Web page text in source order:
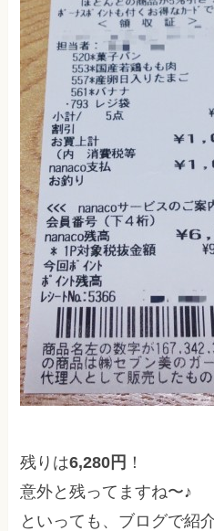
残りは6,280円 ！
意外と残ってますね〜♪
といっても、ブログで紹